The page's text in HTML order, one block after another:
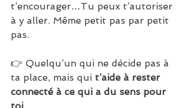
t’encourager…Tu peux t’autoriser
à y aller. Même petit pas par petit
pas.
👉 Quelqu’un qui ne décide pas à
ta place, mais qui t’aide à rester
connecté à ce qui a du sens pour